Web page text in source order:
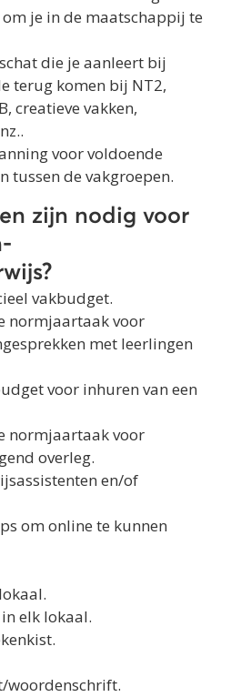
je in de maatschappij te
die je aanleert bij
terug komen bij NT2,
creatieve vakken,
voor voldoende
tussen de vakgroepen.
zijn nodig voor
vakbudget.
normjaartaak voor
met leerlingen
voor inhuren van een
normjaartaak voor
overleg.
en/of
om online te kunnen
elk lokaal.
woordenschrift.